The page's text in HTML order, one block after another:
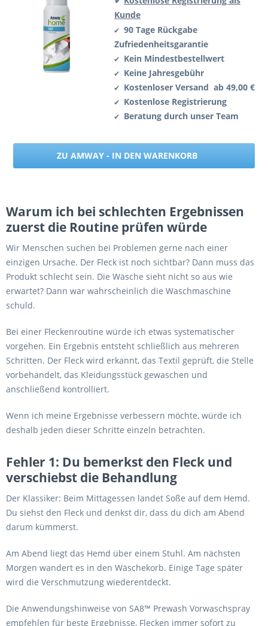
Kunde
✔ 90 Tage Rückgabe
Zufriedenheitsgarantie
✔ Kein Mindestbestellwert
✔ Keine Jahresgebühr
✔ Kostenloser Versand ab 49,00 €
✔ Kostenlose Registrierung
✔ Beratung durch unser Team
ZU AMWAY - IN DEN WARENKORB
Warum ich bei schlechten Ergebnissen
zuerst die Routine prüfen würde
Wir Menschen suchen bei Problemen gerne nach einer
einzigen Ursache. Der Fleck ist noch sichtbar? Dann muss das
Produkt schlecht sein. Die Wäsche sieht nicht so aus wie
erwartet? Dann war wahrscheinlich die Waschmaschine
schuld.
Bei einer Fleckenroutine würde ich etwas systematischer
vorgehen. Ein Ergebnis entsteht schließlich aus mehreren
Schritten. Der Fleck wird erkannt, das Textil geprüft, die Stelle
vorbehandelt, das Kleidungsstück gewaschen und
anschließend kontrolliert.
Wenn ich meine Ergebnisse verbessern möchte, würde ich
deshalb jeden dieser Schritte einzeln betrachten.
Fehler 1: Du bemerkst den Fleck und
verschiebst die Behandlung
Der Klassiker: Beim Mittagessen landet Soße auf dem Hemd.
Du siehst den Fleck und denkst dir, dass du dich am Abend
darum kümmerst.
Am Abend liegt das Hemd über einem Stuhl. Am nächsten
Morgen wandert es in den Wäschekorb. Einige Tage später
wird die Verschmutzung wiederentdeckt.
Die Anwendungshinweise von SA8™ Prewash Vorwaschspray
empfehlen für beste Ergebnisse, Flecken immer sofort zu